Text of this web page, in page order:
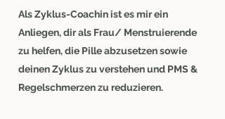
Als Zyklus-Coachin ist es mir ein
Anliegen, dir als Frau/ Menstruierende
zu helfen, die Pille abzusetzen sowie
deinen Zyklus zu verstehen und PMS &
Regelschmerzen zu reduzieren.